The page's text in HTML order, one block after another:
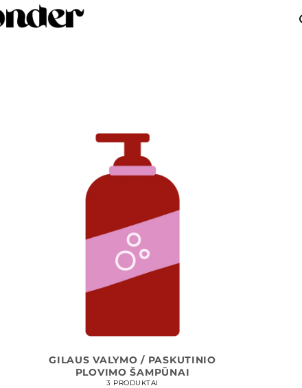
GILAUS VALYMO / PASKUTINIO
PLOVIMO ŠAMPŪNAI
3 PRODUKTAI